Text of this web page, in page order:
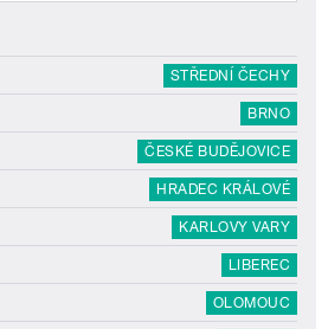
STŘEDNÍ ČECHY
BRNO
ČESKÉ BUDĚJOVICE
HRADEC KRÁLOVÉ
KARLOVY VARY
LIBEREC
OLOMOUC